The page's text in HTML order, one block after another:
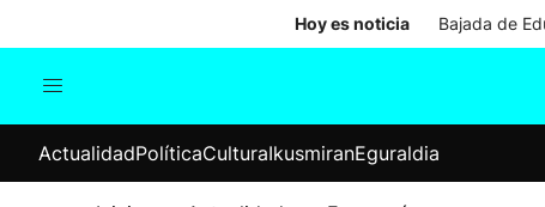
Hoy es noticia Bajada de
Elecciones
ActualidadPolíticaCulturaIkusmiranEguraldia